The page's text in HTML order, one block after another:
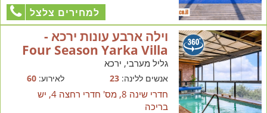
למחירים צלצל
וילה ארבע עונות ירכא -
Four Season Yarka Villa
גליל מערבי, ירכא
אנשים ללינה:23 לאירוע:60
חדרי שינה 8, מס' חדרי רחצה 4, יש
בריכה